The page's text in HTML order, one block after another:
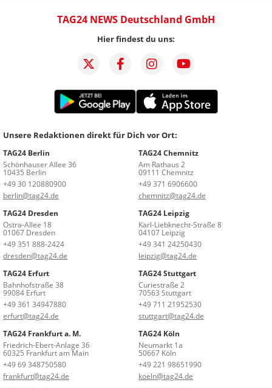
TAG24 NEWS Deutschland GmbH
Hier findest du uns:
Unsere Redaktionen direkt für Dich vor Ort:
TAG24 Berlin
Schönhauser Allee 36
10435 Berlin
+49 30 120880900
berlin@tag24.de
TAG24 Chemnitz
Am Rathaus 2
09111 Chemnitz
+49 371 6906600
chemnitz@tag24.de
TAG24 Dresden
Ostra-Allee 18
01067 Dresden
+49 351 888-2424
dresden@tag24.de
TAG24 Leipzig
Karl-Liebknecht-Straße 8
04107 Leipzig
+49 341 24250430
leipzig@tag24.de
TAG24 Erfurt
Bahnhofstraße 38
99084 Erfurt
+49 361 34947880
erfurt@tag24.de
TAG24 Stuttgart
Curiestraße 2
70563 Stuttgart
+49 711 21952530
stuttgart@tag24.de
TAG24 Frankfurt a. M.
Friedrich-Ebert-Anlage 36
60325 Frankfurt am Main
+49 69 348750580
frankfurt@tag24.de
TAG24 Köln
Neumarkt 1a
50667 Köln
+49 221 98651990
koeln@tag24.de